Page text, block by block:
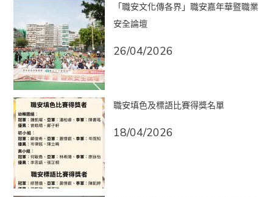
「職安文化傳各界」職安嘉年華暨職業
安全論壇
26/04/2026
職安填色及標語比賽得獎名單
18/04/2026